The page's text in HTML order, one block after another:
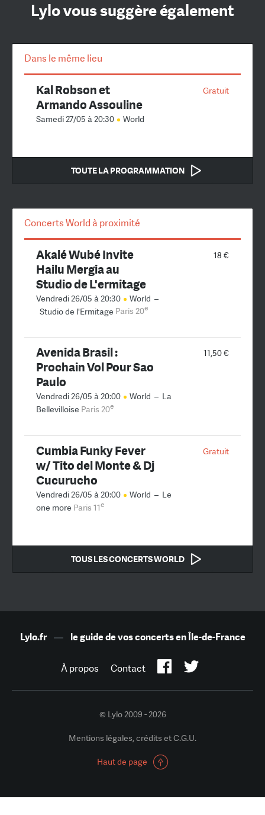
Lylo vous suggère également
Dans le même lieu
Gratuit
Kal Robson et
Armando Assouline
Samedi 27/05 à 20:30 World
TOUTE LA PROGRAMMATION
Concerts World à proximité
18 €
Akalé Wubé Invite
Hailu Mergia au
Studio de L'ermitage
Vendredi 26/05 à 20:30 World –
Studio de l'Ermitage Paris 20e
11,50 €
Avenida Brasil :
Prochain Vol Pour Sao
Paulo
Vendredi 26/05 à 20:00 World – La
Bellevilloise Paris 20e
Gratuit
Cumbia Funky Fever
w/ Tito del Monte & Dj
Cucurucho
Vendredi 26/05 à 20:00 World – Le
one more Paris 11e
TOUS LES CONCERTS WORLD
Lylo.fr— le guide de vos concerts en Île-de-France
À propos Contact
© Lylo 2009 - 2026
Mentions légales, crédits et C.G.U.
Haut de page